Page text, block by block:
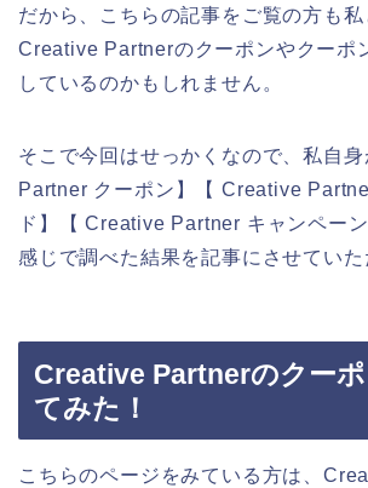
だから、こちらの記事をご覧の方も私
Creative Partnerのクーポンやクーポ
しているのかもしれません。
そこで今回はせっかくなので、私自
Partner クーポン】【 Creative
ド】【 Creative Partner キャンペー
感じで調べた結果を記事にさせていた
Creative Partnerのクー
てみた！
こちらのページをみている方は、